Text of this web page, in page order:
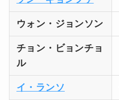
ウォン・ジョンソン
チョン・ビョンチョ
ル
イ・ランソ